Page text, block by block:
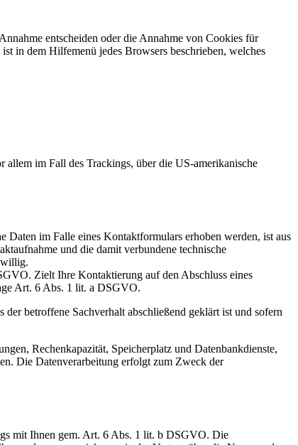
entscheiden oder die Annahme von Cookies für
in dem Hilfemenü jedes Browsers beschrieben, welches
allem im Fall des Trackings, über die US-amerikanische
im Falle eines Kontaktformulars erhoben werden, ist aus
und die damit verbundene technische
Zielt Ihre Kontaktierung auf den Abschluss eines
Art. 6 Abs. 1 lit. a DSGVO.
betroffene Sachverhalt abschließend geklärt ist und sofern
Rechenkapazität, Speicherplatz und Datenbankdienste,
Die Datenverarbeitung erfolgt zum Zweck der
mit Ihnen gem. Art. 6 Abs. 1 lit. b DSGVO. Die